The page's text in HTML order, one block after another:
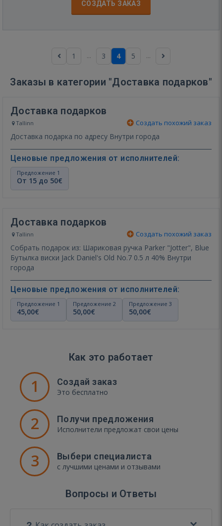
СОЗДАТЬ ЗАКАЗ
1 ... 3 4 5 ...
Заказы в категории "Доставка подарков"
Доставка подарков
Tallinn Создать похожий заказ
Доставка подарка по адресу Внутри города
Ценовые предложения от исполнителей:
Предложение 1
От 15 до 50€
Доставка подарков
Tallinn Создать похожий заказ
Собрать подарок из: Шариковая ручка Parker "Jotter", Blue
Бутылка виски Jack Daniel's Old No.7 0.5 л 40% Внутри
города
Ценовые предложения от исполнителей:
Предложение 1
45,00€
Предложение 2
50,00€
Предложение 3
50,00€
Как это работает
1 Создай заказ
Это бесплатно
2 Получи предложения
Исполнители предложат свои цены
3 Выбери специалиста
с лучшими ценами и отзывами
Вопросы и Ответы